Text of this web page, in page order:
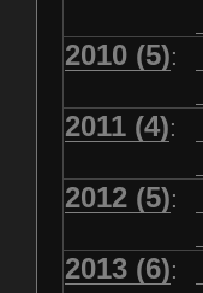
2010 (5):
2011 (4):
2012 (5):
2013 (6):